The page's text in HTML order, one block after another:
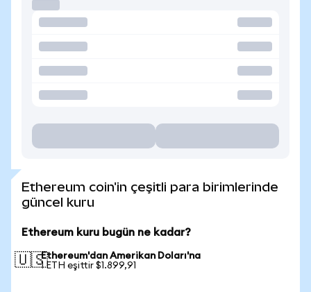
Ethereum coin'in çeşitli para birimlerinde
güncel kuru
Ethereum kuru bugün ne kadar?
🇺🇸Ethereum'dan Amerikan Doları'na
1 ETH eşittir $1.899,91